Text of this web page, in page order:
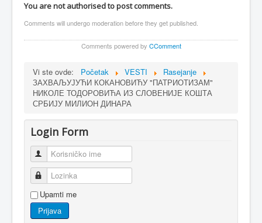
You are not authorised to post comments.
Comments will undergo moderation before they get published.
Comments powered by CComment
Vi ste ovde: Početak VESTI
Rasejanje
ЗАХВАЉУЈУЋИ КОКАНОВИЋУ "ПАТРИОТИЗАМ"
НИКОЛЕ ТОДОРОВИЋА ИЗ СЛОВЕНИЈЕ КОШТА
СРБИЈУ МИЛИОН ДИНАРА
Login Form
Korisničko ime
Lozinka
Upamti me
Prijava